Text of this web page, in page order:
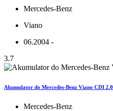
Mercedes-Benz
Viano
06.2004 -
3.7
Akumulator do Mercedes-Benz Viano CDI 2.0
Mercedes-Benz